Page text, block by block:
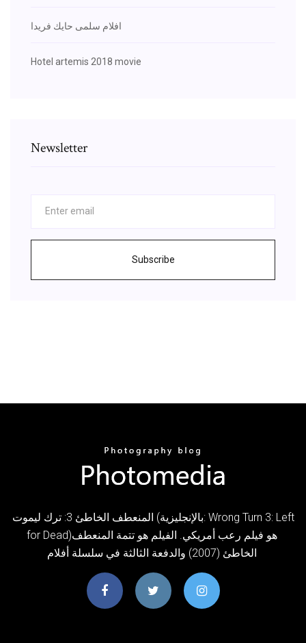
افلام سلمى حايك فريدا
Hotel artemis 2018 movie
Newsletter
Subscribe
المنعطف الخاطئ 3: ترك ليموت (بالإنجليزية: Wrong Turn 3: Left
for Dead)‏ هو فيلم رعب أمريكي. الفيلم هو تتمة المنعطف